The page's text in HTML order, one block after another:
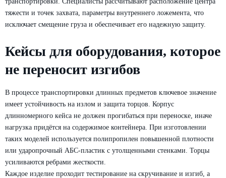
RACK
Контейнеры
ПСС
Контейнеры
СМС
Контейнеры
Патриот
СТС
Мобильный
госпиталь
тяжести и точек захвата, параметры внутреннего ложемента, что
исключает смещение груза и обеспечивает его надежную защиту.
Кейсы для оборудования, которое
не переносит изгибов
В процессе транспортировки длинных предметов ключевое значение
имеет устойчивость на излом и защита торцов. Корпус
длинномерного кейса не должен прогибаться при переноске, иначе
нагрузка придётся на содержимое контейнера. При изготовлении
таких моделей используется полипропилен повышенной плотности
или ударопрочный АБС-пластик с утолщенными стенками. Торцы
усиливаются ребрами жесткости.
Каждое изделие проходит тестирование на скручивание и изгиб, а
Оставить заявку
Нажимая кнопку «Отправить», вы даете свое